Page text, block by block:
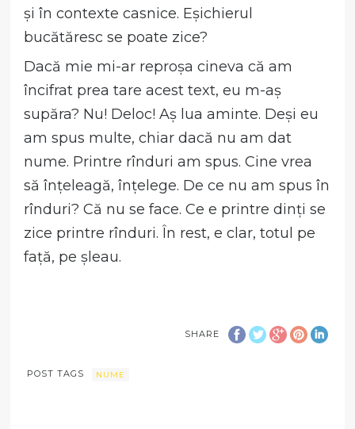
și în contexte casnice. Eșichierul
bucătăresc se poate zice?
Dacă mie mi-ar reproșa cineva că am
încifrat prea tare acest text, eu m-aș
supăra? Nu! Deloc! Aș lua aminte. Deși eu
am spus multe, chiar dacă nu am dat
nume. Printre rînduri am spus. Cine vrea
să înțeleagă, înțelege. De ce nu am spus în
rînduri? Că nu se face. Ce e printre dinți se
zice printre rînduri. În rest, e clar, totul pe
față, pe șleau.
SHARE
POST TAGS NUME